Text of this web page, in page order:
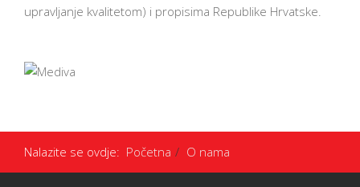
upravljanje kvalitetom) i propisima Republike Hrvatske.
Nalazite se ovdje: Početna O nama